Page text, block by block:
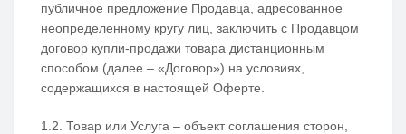
публичное предложение Продавца, адресованное
неопределенному кругу лиц, заключить с Продавцом
договор купли-продажи товара дистанционным
способом (далее – «Договор») на условиях,
содержащихся в настоящей Оферте.
1.2. Товар или Услуга – объект соглашения сторон,